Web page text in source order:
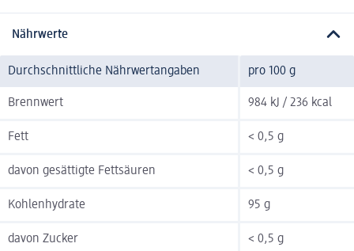
Nährwerte
Durchschnittliche Nährwertangaben pro 100 g
Brennwert 984 kJ / 236 kcal
Fett < 0,5 g
davon gesättigte Fettsäuren < 0,5 g
Kohlenhydrate 95 g
davon Zucker < 0,5 g